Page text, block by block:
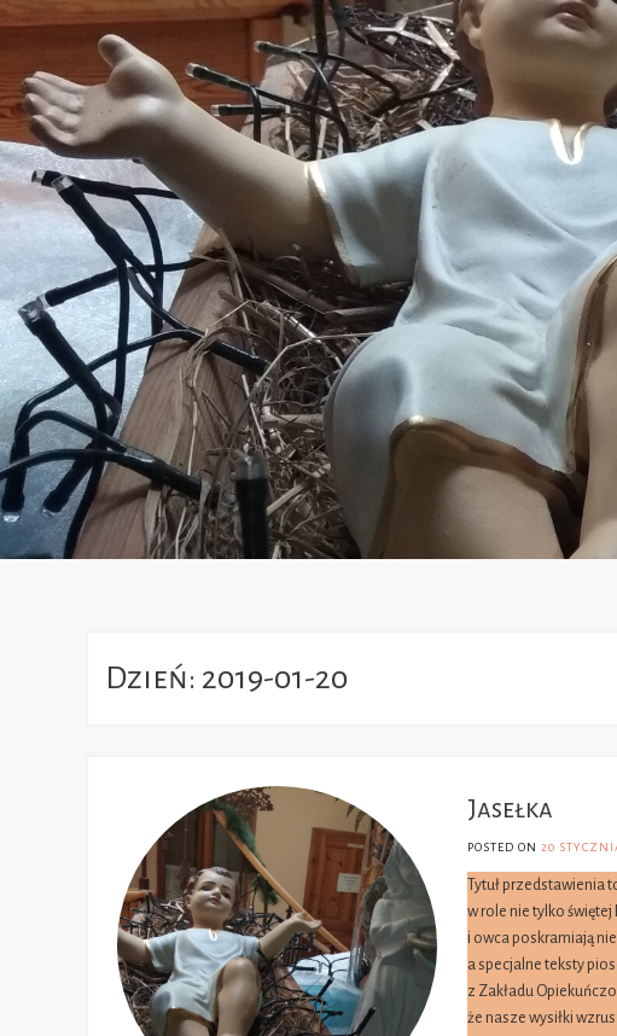
Dzień: 2019-01-20
Jasełka
POSTED ON 20
Tytuł przedstawienia
w role nie tylko
i owca poskramiają
a specjalne teksty
z Zakładu
że nasze wysiłki